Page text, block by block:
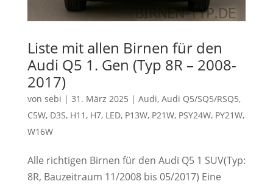
Liste mit allen Birnen für den
Audi Q5 1. Gen (Typ 8R – 2008-
2017)
von sebi | 31. März 2025 | Audi, Audi Q5/SQ5/RSQ5,
C5W, D3S, H11, H7, LED, P13W, P21W, PSY24W, PY21W,
W16W
Alle richtigen Birnen für den Audi Q5 1 SUV(Typ:
8R, Bauzeitraum 11/2008 bis 05/2017) Eine